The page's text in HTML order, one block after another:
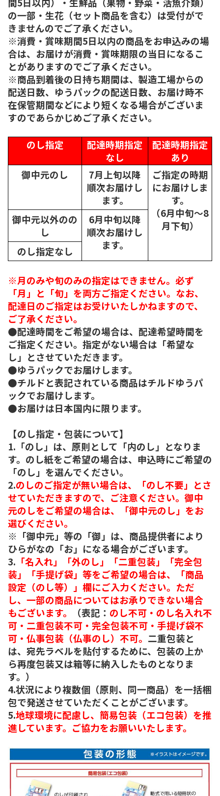
の一部・生花（セット商品を含む）は受付がで
きませんのでご了承ください。
※消費・賞味期間5日以内の商品をお申込みの場
合は、お届けが消費・賞味期限の当日になるこ
とがありますのでご了承ください。
※商品到着後の日持ち期間は、製造工場からの
配送日数、ゆうパックの配送日数、お届け時不
在保管期間などにより短くなる場合がございま
すのであらかじめご了承ください。
のし指定
配達時期指定
なし
配達時期指定
あり
御中元のし
7月上旬以降
順次お届けし
ます。
ご指定の時期
にお届けしま
す。
（6月中旬～8
月下旬）
御中元以外のの
し
6月中旬以降
順次お届けし
ます。
のし指定なし
※月のみや旬のみの指定はできません。必ず
「月」と「旬」を両方ご指定ください。なお、
配達日のご指定はお受けいたしかねますので、
ご了承ください。
●配達時間をご希望の場合は、配達希望時間を
ご指定ください。指定がない場合は「希望な
し」とさせていただきます。
●ゆうパックでお届けします。
●チルドと表記されている商品はチルドゆうパ
ックでお届けします。
●お届けは日本国内に限ります。
【のし指定・包装について】
1.「のし」は、原則として「内のし」となりま
す。のし紙をご希望の場合は、申込時にご希望の
「のし」を選んでください。
2.のしのご指定が無い場合は、「のし不要」とさ
せていただきますので、ご注意ください。御中
元のしをご希望の場合は、「御中元のし」をお
選びください。
※「御中元」等の「御」は、商品提供者により
ひらがなの「お」になる場合がございます。
3. 「名入れ」「外のし」「二重包装」「完全包
装」「手提げ袋」等をご希望の場合は、「商品
設定（のし等）」欄にご入力ください。ただ
し、一部の商品についてはお承りできない場合
もございます。
（表記： のし不可・のし名入れ不
可・二重包装不可・完全包装不可・手提げ袋不
可・仏事包装（仏事のし）不可。 二重包装と
は、宛先ラベルを貼付するために、包装の上か
ら再度包装又は箱等に納入したものとなりま
す。）
4.状況により複数個（原則、同一商品）を一括梱
包で発送させていただくことがございます。
5.地球環境に配慮し、簡易包装（エコ包装）を推
進しています。ご協力をお願いいたします。